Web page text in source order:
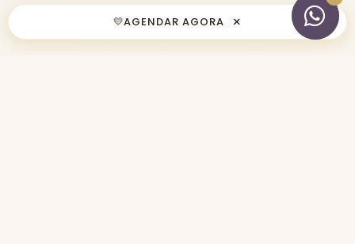
💛AGENDAR AGORA ×